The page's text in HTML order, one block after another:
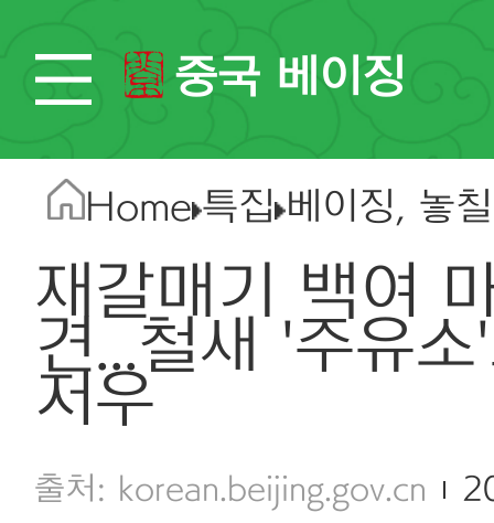
중국 베이징
Home 특집 베이징, 놓
재갈매기 백여
견...철새 '주유
저우
korean.beijing.gov.cn